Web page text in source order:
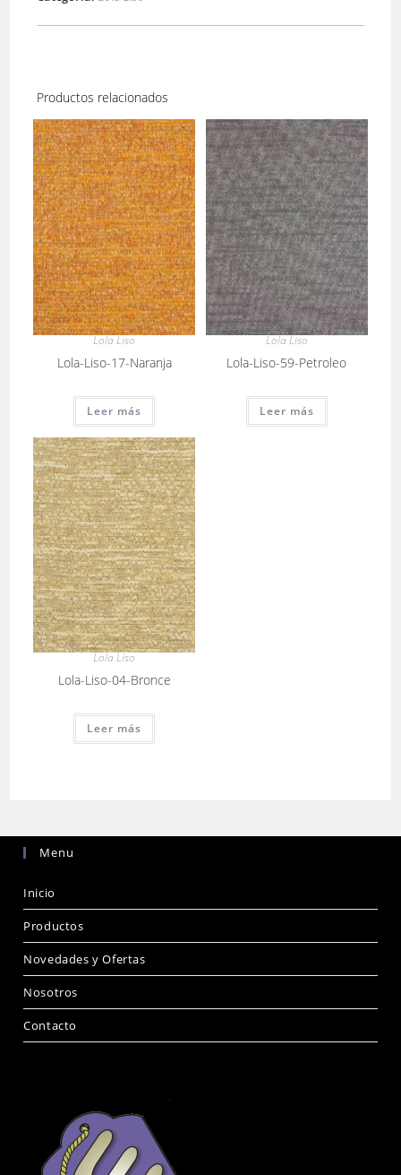
Productos relacionados
Lola Liso
Lola-Liso-17-Naranja
Leer más
Lola Liso
Lola-Liso-59-Petroleo
Leer más
Lola Liso
Lola-Liso-04-Bronce
Leer más
Menu
Inicio
Productos
Novedades y Ofertas
Nosotros
Contacto